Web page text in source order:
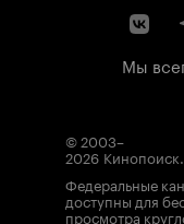
Мы
© 2003–
2026 Кинопоиск.
Федеральные
доступны для
просмотра